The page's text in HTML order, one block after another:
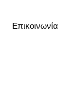
Επικοινωνία